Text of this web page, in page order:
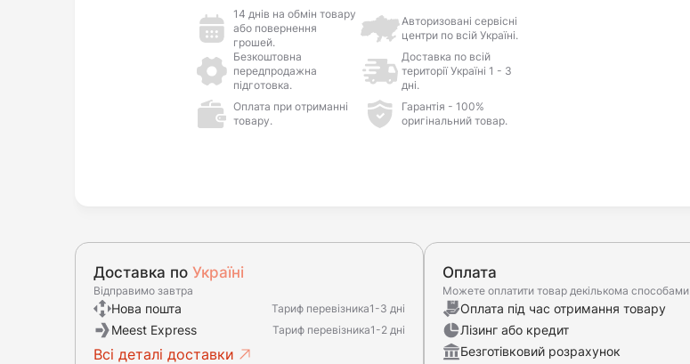
14 днів на обмін товару
або повернення
грошей.
Авторизовані сервісні
центри по всій Україні.
Безкоштовна
передпродажна
підготовка.
Доставка по всій
території Україні 1 - 3
дні.
Оплата при отриманні
товару.
Гарантія - 100%
оригінальний товар.
Доставка по Україні
Відправимо завтра
Нова пошта Тариф перевізника1-3 дні
Meest Express Тариф перевізника1-2 дні
Всі деталі доставки
Оплата
Можете оплатити товар декількома способами
Оплата під час отримання товару
Лізинг або кредит
Безготівковий розрахунок